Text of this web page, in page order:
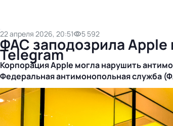
22 апреля 2026, 20:51 5 592
ФАС заподозрила Apple
Telegram
Корпорация Apple могла нарушить
Федеральная антимонопольная служба